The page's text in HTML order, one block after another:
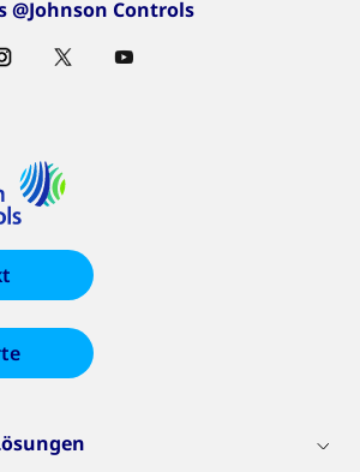
@Johnson Controls